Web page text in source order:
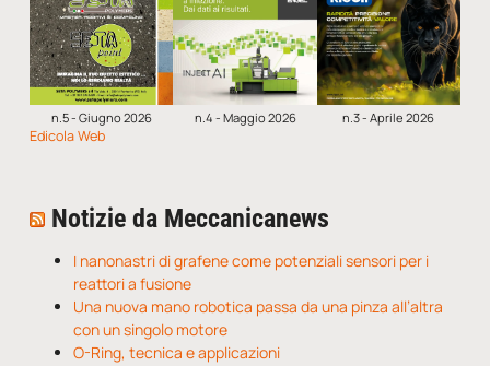
n.5 - Giugno 2026 n.4 - Maggio 2026 n.3 - Aprile 2026
Edicola Web
Notizie da Meccanicanews
I nanonastri di grafene come potenziali sensori per i
reattori a fusione
Una nuova mano robotica passa da una pinza all’altra
con un singolo motore
O-Ring, tecnica e applicazioni